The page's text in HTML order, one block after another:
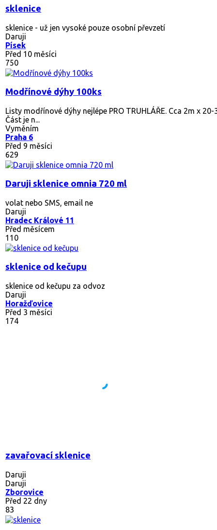
sklenice
sklenice - už jen vysoké pouze osobní převzetí
Daruji
Písek
Před 10 měsíci
750
Modřínové dýhy 100ks
Listy modřínové dýhy nejlépe PRO TRUHLÁŘE. Cca 2m x
Část je n...
Vyměním
Praha 6
Před 9 měsíci
629
Daruji sklenice omnia 720 ml
volat nebo SMS, email ne
Daruji
Hradec Králové 11
Před měsícem
110
sklenice od kečupu
sklenice od kečupu za odvoz
Daruji
Horažďovice
Před 3 měsíci
174